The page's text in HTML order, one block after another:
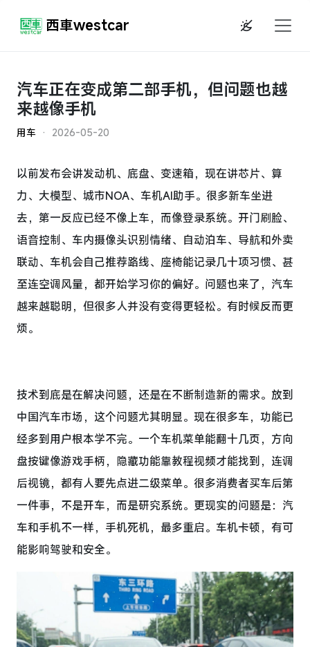
西車westcar
汽车正在变成第二部手机，但问题也越
来越像手机
用车 · 2026-05-20
以前发布会讲发动机、底盘、变速箱，现在讲芯片、算
力、大模型、城市NOA、车机AI助手。很多新车坐进
去，第一反应已经不像上车，而像登录系统。开门刷脸、
语音控制、车内摄像头识别情绪、自动泊车、导航和外卖
联动、车机会自己推荐路线、座椅能记录几十项习惯、甚
至连空调风量，都开始学习你的偏好。问题也来了，汽车
越来越聪明，但很多人并没有变得更轻松。有时候反而更
烦。
技术到底是在解决问题，还是在不断制造新的需求。放到
中国汽车市场，这个问题尤其明显。现在很多车，功能已
经多到用户根本学不完。一个车机菜单能翻十几页，方向
盘按键像游戏手柄，隐藏功能靠教程视频才能找到，连调
后视镜，都有人要先点进二级菜单。很多消费者买车后第
一件事，不是开车，而是研究系统。更现实的问题是：汽
车和手机不一样，手机死机，最多重启。车机卡顿，有可
能影响驾驶和安全。